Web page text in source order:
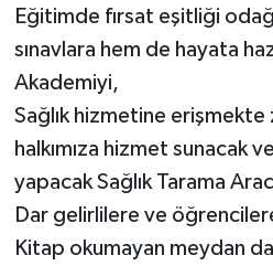
Eğitimde fırsat eşitliği
sınavlara hem de hayata
Akademiyi,
Sağlık hizmetine erişmekte
halkımıza hizmet sunacak
yapacak Sağlık Tarama
Dar gelirlilere ve
Kitap okumayan meydan